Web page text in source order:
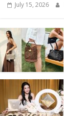
July 15, 2026